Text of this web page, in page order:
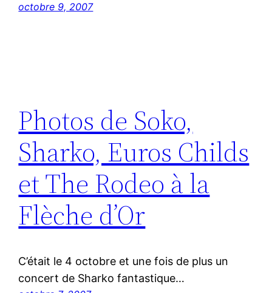
octobre 9, 2007
Photos de Soko,
Sharko, Euros Childs
et The Rodeo à la
Flèche d’Or
C’était le 4 octobre et une fois de plus un
concert de Sharko fantastique…